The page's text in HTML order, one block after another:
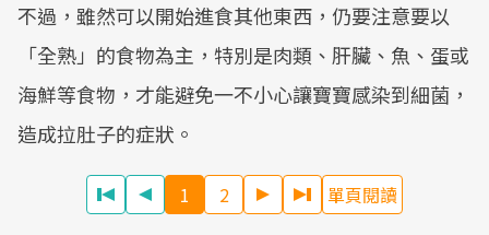
不過，雖然可以開始進食其他東西，仍要注意要以
「全熟」的食物為主，特別是肉類、肝臟、魚、蛋或
海鮮等食物，才能避免一不小心讓寶寶感染到細菌，
造成拉肚子的症狀。
1 2 單頁閱讀